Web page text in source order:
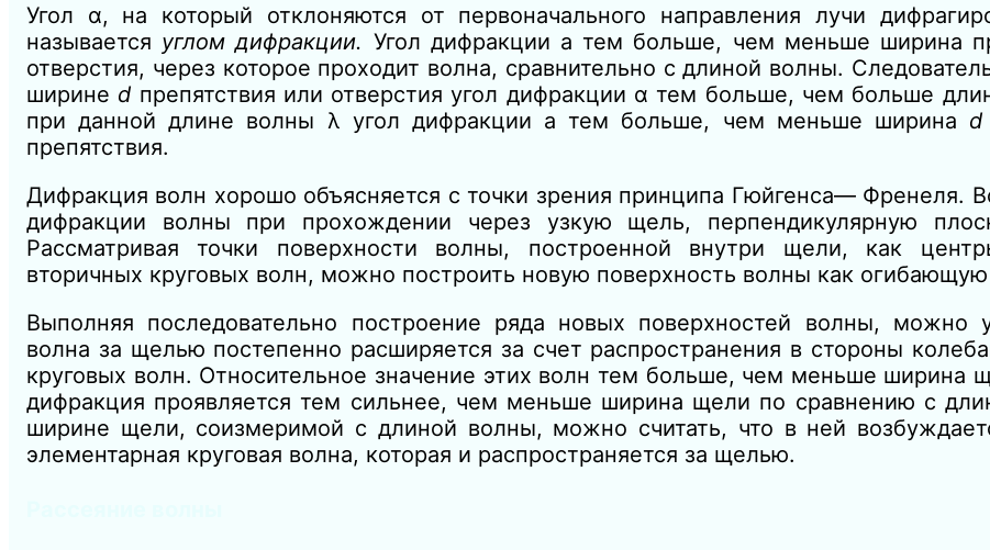
Угол α, на который отклоняются от первоначального направления лучи
называется угломдифракции. Угол дифракции а тем больше, чем меньше ширина
отверстия, через которое проходит волна, сравнительно с длиной волны.
ширине d препятствия или отверстия угол дифракции α тем больше, чем больше
при данной длине волны λ угол дифракции а тем больше, чем меньше ширина d
препятствия.
Дифракция волн хорошо объясняется с точки зрения принципа Гюйгенса— Френеля.
дифракции волны при прохождении через узкую щель, перпендикулярную
Рассматривая точки поверхности волны, построенной внутри щели, как
вторичных круговых волн, можно построить новую поверхность волны как
Выполняя последовательно построение ряда новых поверхностей волны, можно
волна за щелью постепенно расширяется за счет распространения в стороны
круговых волн. Относительное значение этих волн тем больше, чем меньше ширина
дифракция проявляется тем сильнее, чем меньше ширина щели по сравнению с
ширине щели, соизмеримой с длиной волны, можно считать, что в ней
элементарная круговая волна, которая и распространяется за щелью.